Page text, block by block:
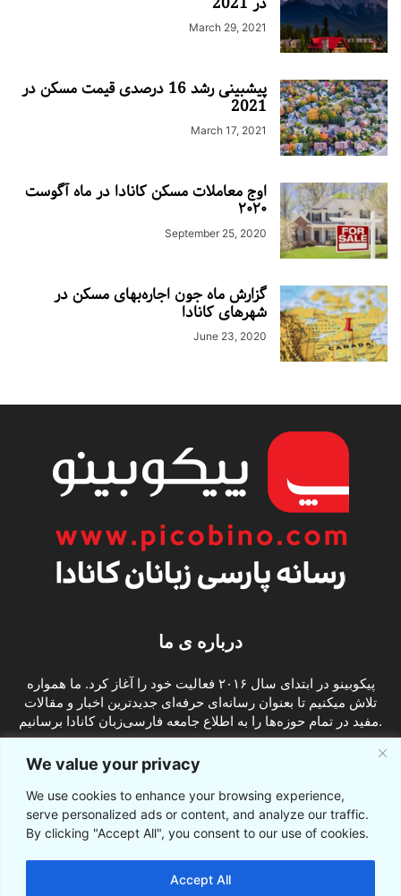
We value your privacy
We use cookies to enhance your browsing experience,
serve personalized ads or content, and analyze our traffic.
By clicking "Accept All", you consent to our use of cookies.
Accept All
March 29, 2021
پیشبینی رشد 16 درصدی قیمت مسکن در
2021
March 17, 2021
اوج معاملات مسکن کانادا در ماه آگوست
۲۰۲۰
September 25, 2020
گزارش ماه جون اجاره‌بهای مسکن در
شهرهای کانادا
June 23, 2020
درباره ی ما
پیکوبینو در ابتدای سال ۲۰۱۶ فعالیت خود را آغاز کرد. ما همواره
تلاش میکنیم تا بعنوان رسانه‌ای حرفه‌ای جدیدترین اخبار و مقالات
مفید در تمام حوزه‌ها را به اطلاع جامعه فارسی‌زبان کانادا برسانیم.
ما را دنبال کنید